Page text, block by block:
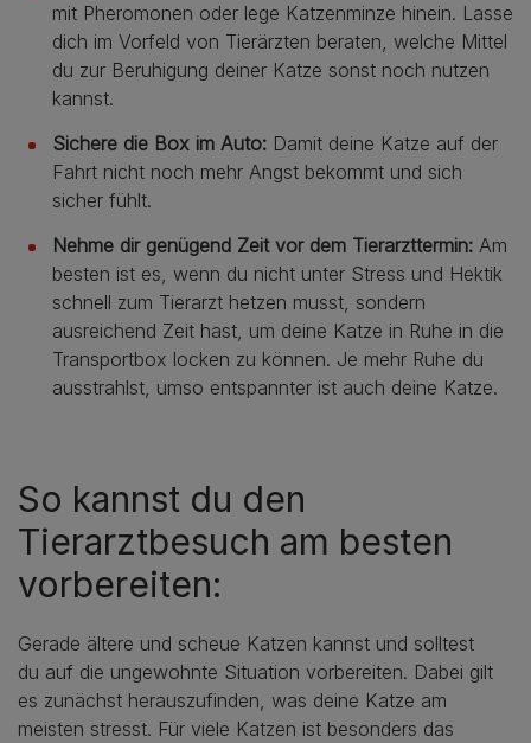
mit Pheromonen oder lege Katzenminze hinein. Lasse
dich im Vorfeld von Tierärzten beraten, welche Mittel
du zur Beruhigung deiner Katze sonst noch nutzen
kannst.
Sichere die Box im Auto: Damit deine Katze auf der
Fahrt nicht noch mehr Angst bekommt und sich
sicher fühlt.
Nehme dir genügend Zeit vor dem Tierarzttermin: Am
besten ist es, wenn du nicht unter Stress und Hektik
schnell zum Tierarzt hetzen musst, sondern
ausreichend Zeit hast, um deine Katze in Ruhe in die
Transportbox locken zu können. Je mehr Ruhe du
ausstrahlst, umso entspannter ist auch deine Katze.
So kannst du den
Tierarztbesuch am besten
vorbereiten:
Gerade ältere und scheue Katzen kannst und solltest
du auf die ungewohnte Situation vorbereiten. Dabei gilt
es zunächst herauszufinden, was deine Katze am
meisten stresst. Für viele Katzen ist besonders das